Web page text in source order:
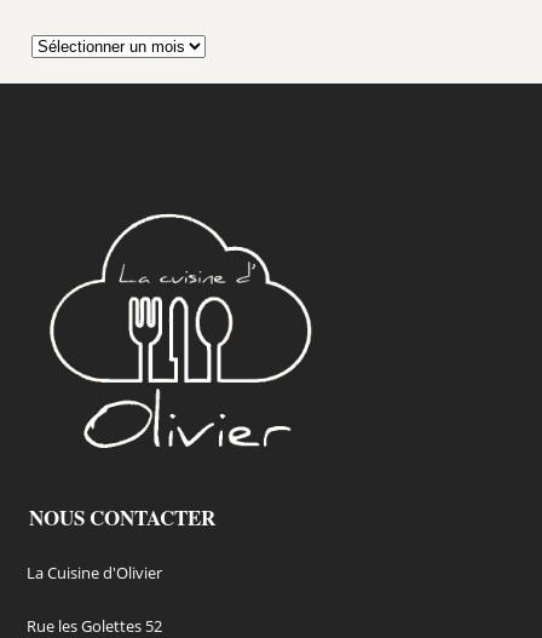
Archives
NOUS CONTACTER
La Cuisine d'Olivier
Rue les Golettes 52